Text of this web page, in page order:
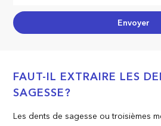
Envoyer
FAUT-IL EXTRAIRE LES
SAGESSE?
Les dents de sagesse ou troisièmes